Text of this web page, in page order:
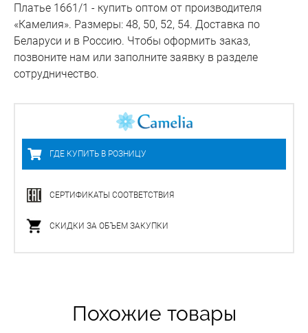
ГДЕ КУПИТЬ В РОЗНИЦУ
СЕРТИФИКАТЫ СООТВЕТСТВИЯ
СКИДКИ ЗА ОБЪЕМ ЗАКУПКИ
Платье 1661/1 - купить оптом от производителя
«Камелия». Размеры: 48, 50, 52, 54. Доставка по
Беларуси и в Россию. Чтобы оформить заказ,
позвоните нам или заполните заявку в разделе
сотрудничество.
Похожие товары